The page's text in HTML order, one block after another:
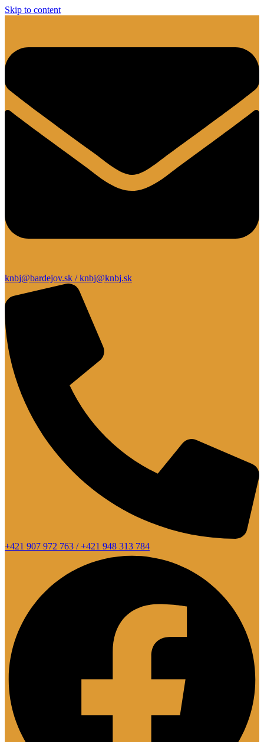
Skip to content
knbj@bardejov.sk / knbj@knbj.sk
+421 907 972 763 / +421 948 313 784